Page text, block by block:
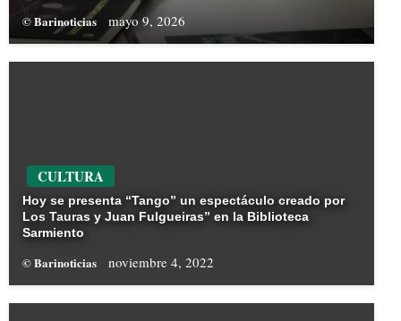
© Barinoticias mayo 9, 2026
CULTURA
Hoy se presenta “Tango” un espectáculo creado por
Los Tauras y Juan Fulgueiras” en la Biblioteca
Sarmiento
© Barinoticias noviembre 4, 2022